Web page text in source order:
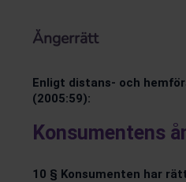
Ångerrätt
Enligt distans- och
(2005:59):
Konsumentens
10 § Konsumenten har